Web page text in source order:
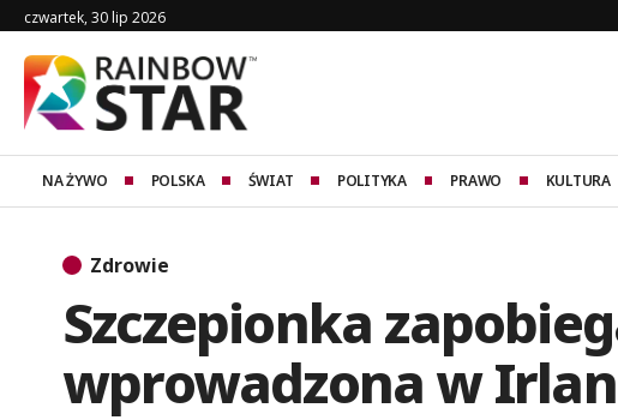
czwartek, 30 lip 2026
NA ŻYWO POLSKA ŚWIAT POLITYKA PRAWO KULTURA
Zdrowie
Szczepionka
wprowadzona w